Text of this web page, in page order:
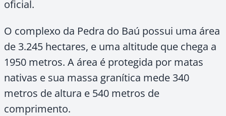
oficial.
O complexo da Pedra do Baú possui uma área
de 3.245 hectares, e uma altitude que chega a
1950 metros. A área é protegida por matas
nativas e sua massa granítica mede 340
metros de altura e 540 metros de
comprimento.